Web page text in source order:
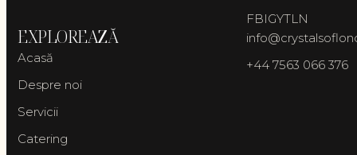
EXPLOREAZĂ
Acasă
Despre noi
Servicii
Catering
FBIGYTLN
+44 7563 066 376